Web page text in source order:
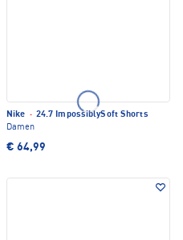
Nike · 24.7 ImpossiblySoft Shorts
Damen
€ 64,99